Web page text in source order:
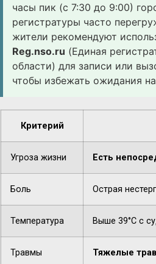
часы пик (с 7:30 до 9:00)
регистратуры часто
жители рекомендуют
Reg.nso.ru (Единая
области) для записи или
чтобы избежать ожидания
Критерий
Угроза жизни Есть
Боль Острая
Температура Выше 39°C с
Травмы Тяжелые